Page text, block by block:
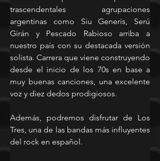
trascendentales agrupaciones
argentinas como Siu Generis, Serú
Girán y Pescado Rabioso arriba a
nuestro país con su destacada versión
solista. Carrera que viene construyendo
desde el inicio de los 70s en base a
muy buenas canciones, una excelente
voz y diez dedos prodigiosos.
Además, podremos disfrutar de Los
Tres, una de las bandas más influyentes
del rock en español.